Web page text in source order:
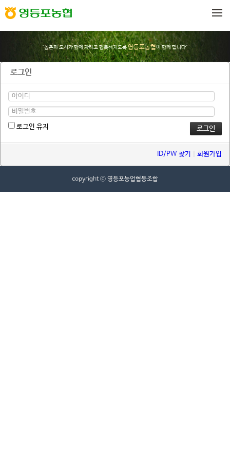
"농촌과 도시가 함께 자라고 행복해지도록영등포농협이 함께 합니다"
로그인
로그인 유지
ID/PW 찾기 회원가입
copyright ⓒ 영등포농업협동조합